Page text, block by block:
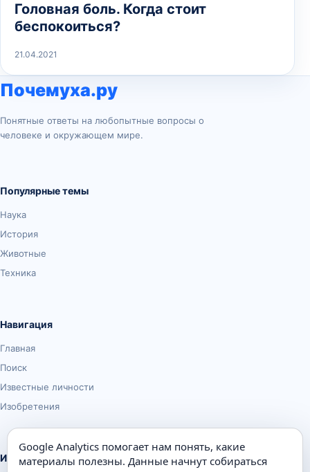
Головная боль. Когда стоит
беспокоиться?
21.04.2021
Почемуха.ру
Понятные ответы на любопытные вопросы о
человеке и окружающем мире.
Популярные темы
Наука
История
Животные
Техника
Навигация
Главная
Поиск
Известные личности
Изобретения
Информация
Google Analytics помогает нам понять, какие
материалы полезны. Данные начнут собираться